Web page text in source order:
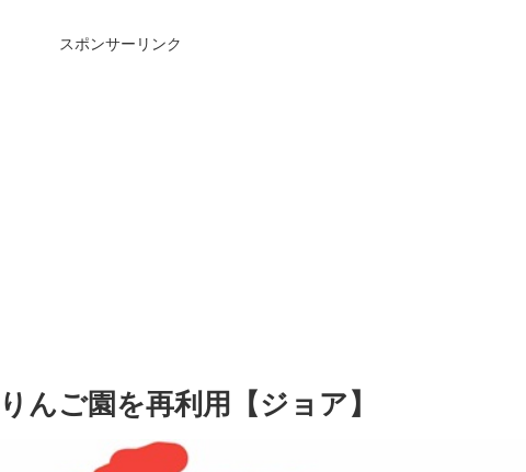
スポンサーリンク
んご園を再利用【ジョア】